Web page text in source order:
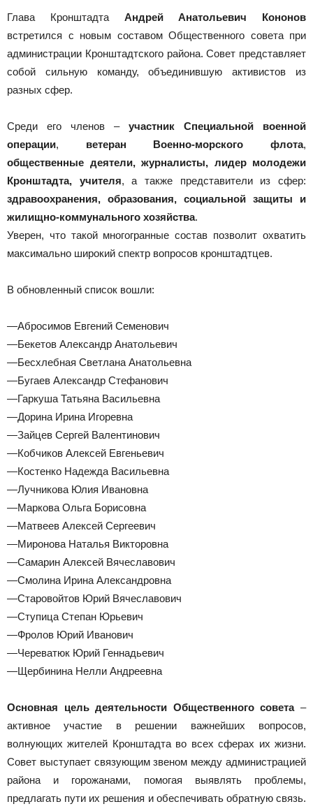
Глава Кронштадта Андрей Анатольевич Кононов
встретился с новым составом Общественного совета при
администрации Кронштадтского района. Совет представляет
собой сильную
команду, объединившую активистов из
разных сфер.
Среди его членов – участник Специальной военной
операции, ветеран Военно-морского флота,
общественные деятели, журналисты, лидер молодежи
Кронштадта, учителя, а также представители из сфер:
здравоохранения, образования, социальной защиты и
жилищно-коммунального хозяйства.
Уверен, что такой многогранные состав позволит охватить
максимально широкий спектр вопросов кронштадтцев.
В обновленный список вошли:
—Абросимов Евгений Семенович
—Бекетов Александр Анатольевич
—Бесхлебная Светлана Анатольевна
—Бугаев Александр Стефанович
—Гаркуша Татьяна Васильевна
—Дорина Ирина Игоревна
—Зайцев Сергей Валентинович
—Кобчиков Алексей Евгеньевич
—Костенко Надежда Васильевна
—Лучникова Юлия Ивановна
—Маркова Ольга Борисовна
—Матвеев Алексей Сергеевич
—Миронова Наталья Викторовна
—Самарин Алексей Вячеславович
—Смолина Ирина Александровна
—Старовойтов Юрий Вячеславович
—Ступица Степан Юрьевич
—Фролов Юрий Иванович
—Череватюк Юрий Геннадьевич
—Щербинина Нелли Андреевна
Основная цель деятельности Общественного совета–
активное участие в решении важнейших вопросов,
волнующих жителей Кронштадта во всех сферах их жизни.
Совет выступает связующим звеном между администрацией
района и горожанами, помогая выявлять проблемы,
предлагать пути их решения и обеспечивать обратную связь.